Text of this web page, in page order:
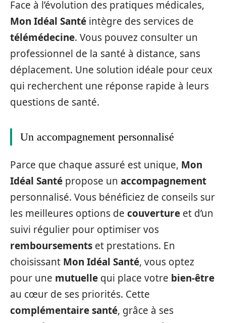
Face à l’évolution des pratiques médicales,
Mon Idéal Santé intègre des services de
télémédecine. Vous pouvez consulter un
professionnel de la santé à distance, sans
déplacement. Une solution idéale pour ceux
qui recherchent une réponse rapide à leurs
questions de santé.
Un accompagnement personnalisé
Parce que chaque assuré est unique, Mon
Idéal Santé propose un accompagnement
personnalisé. Vous bénéficiez de conseils sur
les meilleures options de couverture et d’un
suivi régulier pour optimiser vos
remboursements et prestations. En
choisissant Mon Idéal Santé, vous optez
pour une mutuelle qui place votre bien-être
au cœur de ses priorités. Cette
complémentaire santé, grâce à ses